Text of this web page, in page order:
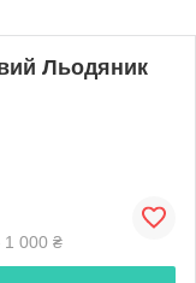
Льодяник
1 000 ₴